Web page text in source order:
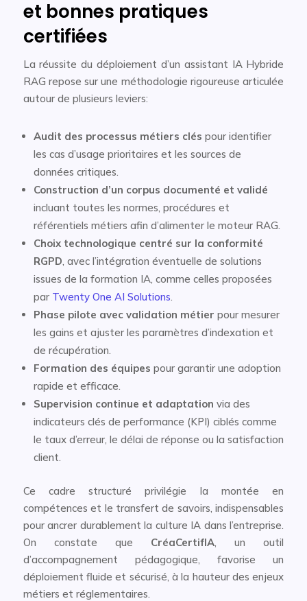
et bonnes pratiques
certifiées
La réussite du déploiement d’un assistant IA Hybride
RAG repose sur une méthodologie rigoureuse articulée
autour de plusieurs leviers:
Audit des processus métiers clés pour identifier
les cas d’usage prioritaires et les sources de
données critiques.
Construction d’un corpus documenté et validé
incluant toutes les normes, procédures et
référentiels métiers afin d’alimenter le moteur RAG.
Choix technologique centré sur la conformité
RGPD , avec l’intégration éventuelle de solutions
issues de la formation IA, comme celles proposées
par Twenty One AI Solutions
Phase pilote avec validation métier pour mesurer
les gains et ajuster les paramètres d’indexation et
de récupération.
Formation des équipes pour garantir une adoption
rapide et efficace.
Supervision continue et adaptation via des
indicateurs clés de performance (KPI) ciblés comme
le taux d’erreur, le délai de réponse ou la satisfaction
client.
Ce cadre structuré privilégie la montée en
compétences et le transfert de savoirs, indispensables
pour ancrer durablement la culture IA dans l’entreprise.
On constate que CréaCertifIA , un outil
d’accompagnement pédagogique, favorise un
déploiement fluide et sécurisé, à la hauteur des enjeux
métiers et réglementaires.